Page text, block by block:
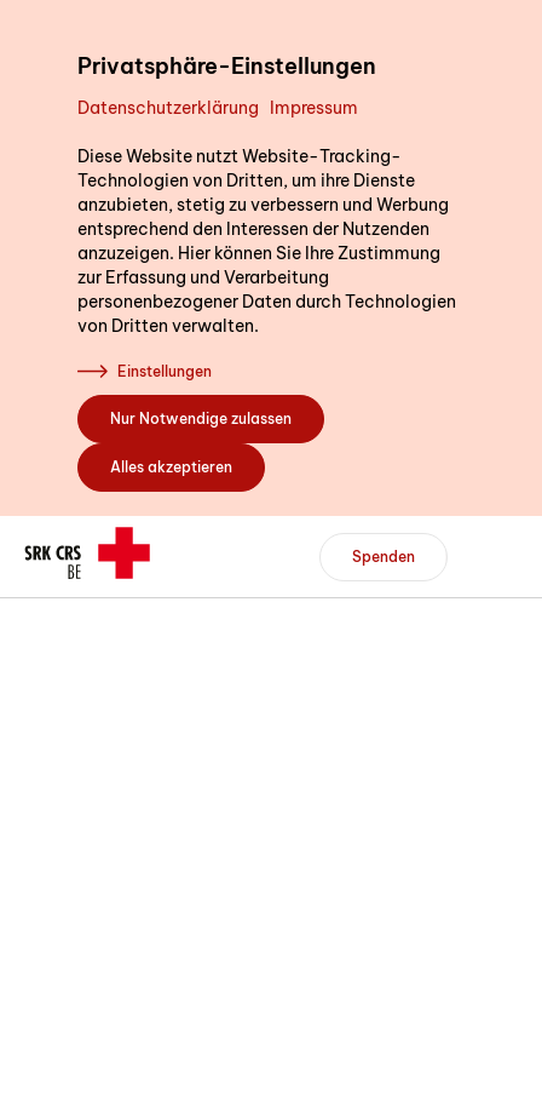
Privatsphäre-Einstellungen
Datenschutzerklärung Impressum
Diese Website nutzt Website-Tracking-
Technologien von Dritten, um ihre Dienste
anzubieten, stetig zu verbessern und Werbung
entsprechend den Interessen der Nutzenden
anzuzeigen. Hier können Sie Ihre Zustimmung
zur Erfassung und Verarbeitung
personenbezogener Daten durch Technologien
von Dritten verwalten.
Einstellungen
Nur Notwendige zulassen
Alles akzeptieren
Header/Navigation
Spenden
Kurse
Sich engagieren
Über uns